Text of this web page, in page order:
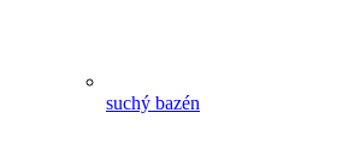
suchý bazén